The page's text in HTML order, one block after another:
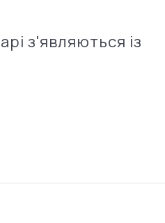
з'являються із